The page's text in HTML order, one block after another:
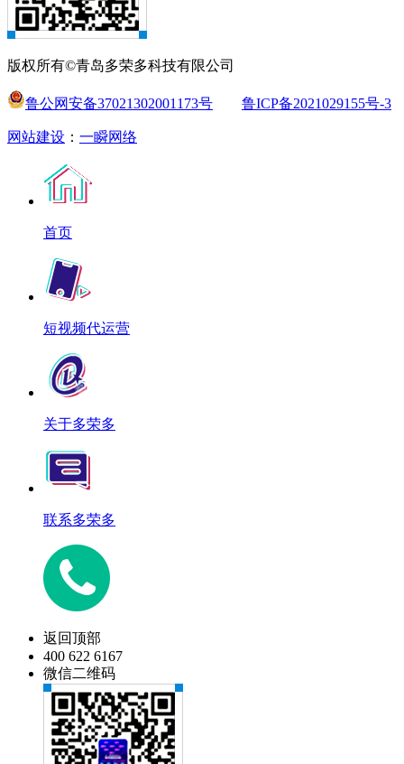
版权所有©青岛多荣多科技有限公司
鲁公网安备37021302001173号 鲁ICP备2021029155号-3
网站建设 ： 一瞬网络
首页
短视频代运营
关于多荣多
联系多荣多
返回顶部
400 622 6167
微信二维码